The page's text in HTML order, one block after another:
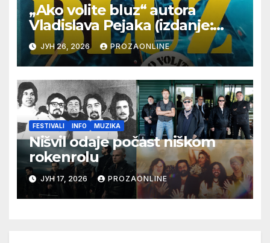
„Ako volite bluz“ autora
Vladislava Pejaka (izdanje:
Jugoton/Croatia Records
Beograd 2026)
ЈУН 26, 2026 PROZAONLINE
FESTIVALI INFO MUZIKA
Nišvil odaje počast niškom
rokenrolu
ЈУН 17, 2026 PROZAONLINE